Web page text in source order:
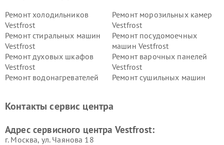
Ремонт холодильников
Vestfrost
Ремонт морозильных камер
Vestfrost
Ремонт стиральных машин
Vestfrost
Ремонт посудомоечных
машин Vestfrost
Ремонт духовых шкафов
Vestfrost
Ремонт варочных панелей
Vestfrost
Ремонт водонагревателей
Ремонт сушильных машин
Vestfrost
Контакты сервис центра
Адрес сервисного центра Vestfrost:
г. Москва, ул. Чаянова 18